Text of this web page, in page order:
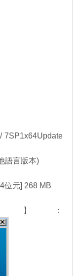
7SP1x64Update
語言版本)
位元] 268 MB
】：